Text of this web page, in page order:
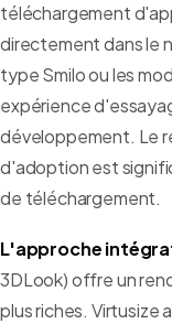
téléchargement
directement dans le
type Smilo ou les
expérience
développement. Le
d'adoption est
de téléchargement.
L'approche
3DLook) offre un
plus riches. Virtusize